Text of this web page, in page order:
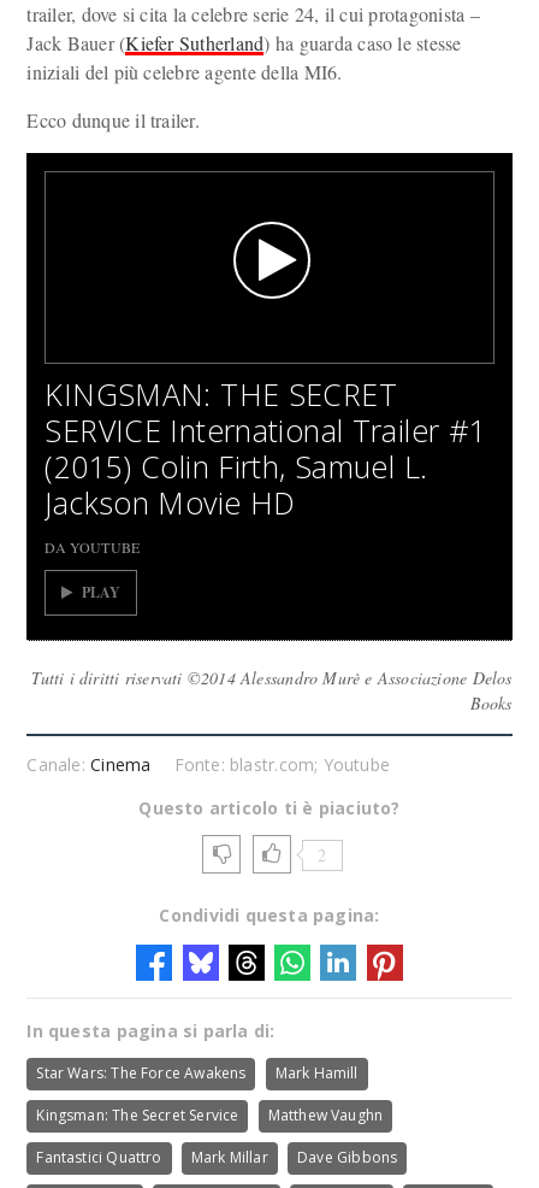
trailer, dove si cita la celebre serie 24, il cui protagonista –
Jack Bauer (Kiefer Sutherland) ha guarda caso le stesse
iniziali del più celebre agente della MI6.
Ecco dunque il trailer.
KINGSMAN: THE SECRET
SERVICE International Trailer #1
(2015) Colin Firth, Samuel L.
Jackson Movie HD
DA YOUTUBE
PLAY
Tutti i diritti riservati ©2014 Alessandro Murè e Associazione Delos
Books
Canale:Cinema
Fonte: blastr.com; Youtube
Questo articolo ti è piaciuto?
2
Condividi questa pagina:
In questa pagina si parla di:
Star Wars: The Force Awakens Mark Hamill
Kingsman: The Secret Service Matthew Vaughn
Fantastici Quattro Mark Millar Dave Gibbons